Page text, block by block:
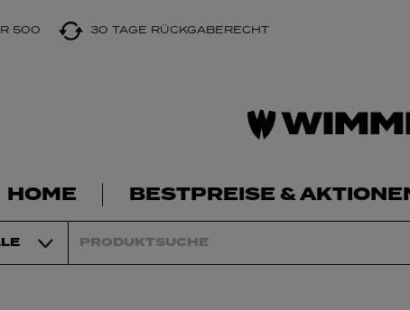
500 30 TAGE RÜCKGABERECHT
HOME BESTPREISE &